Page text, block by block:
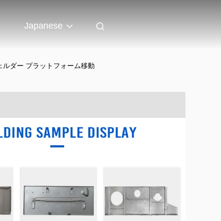
Japanese
ダー プラットフォーム移動